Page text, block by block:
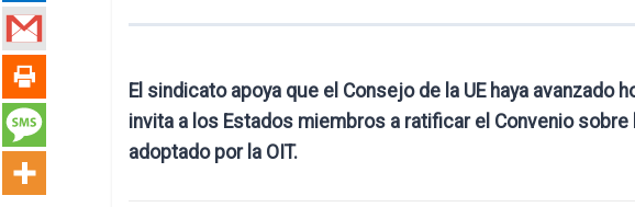
El sindicato apoya que el Consejo de la UE haya avanzado
invita a los Estados miembros a ratificar el Convenio
adoptado por la OIT.